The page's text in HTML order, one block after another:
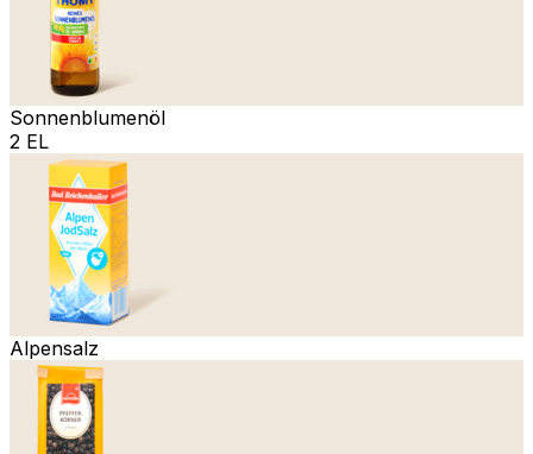
Sonnenblumenöl
2 EL
Alpensalz